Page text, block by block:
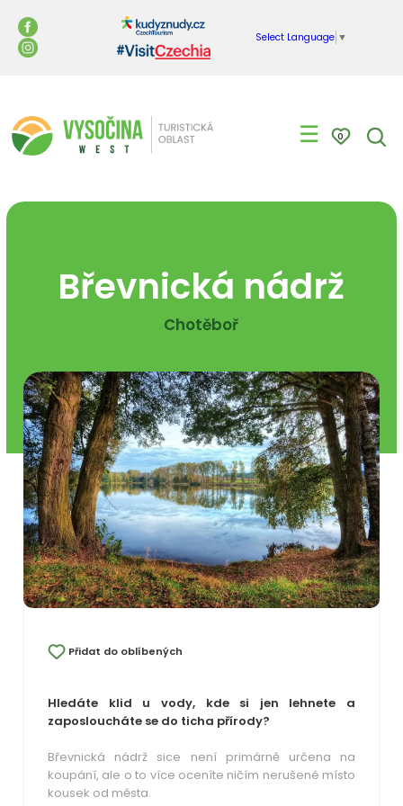
Select Language ▼
☰ 0
Břevnická nádrž
Chotěboř
Přidat do oblíbených
Hledáte klid u vody, kde si jen lehnete a
zaposloucháte se do ticha přírody?
Břevnická nádrž sice není primárně určena na
koupání, ale o to více oceníte ničím nerušené místo
kousek od města.